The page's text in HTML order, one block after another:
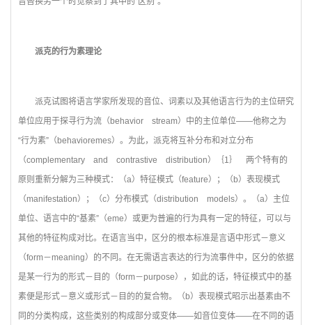
派克的行为素理论
派克试图将语言学家所发现的音位、词素以及其他语言行为的主位研究
单位应用于探寻行为流（behavior stream）中的主位单位——他称之为
“行为素”（behavioremes）。为此，派克将互补分布和对立分布
（complementary and contrastive distribution）｛1｝ 两个特有的
原则重新分解为三种模式：（a）特征模式（feature）；（b）表现模式
（manifestation）；（c）分布模式（distribution models）。（a）主位
单位、语言中的“基素”（eme）或更为普遍的行为具有一定的特征，可以与
其他的特征构成对比。在语言当中，区分的根本标准是言语中形式－意义
（form－meaning）的不同。在无需语言表达的行为流事件中，区分的依据
是某一行为的形式－目的（form－purpose），如此的话，特征模式中的基
素便是形式－意义或形式－目的的复合物。（b）表现模式昭示出基素由不
同的分类构成，这些类别的构成部分或变体——如音位变体——在不同的语